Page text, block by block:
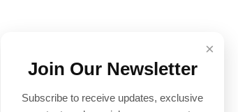
×
Join Our Newsletter
Subscribe to receive updates, exclusive